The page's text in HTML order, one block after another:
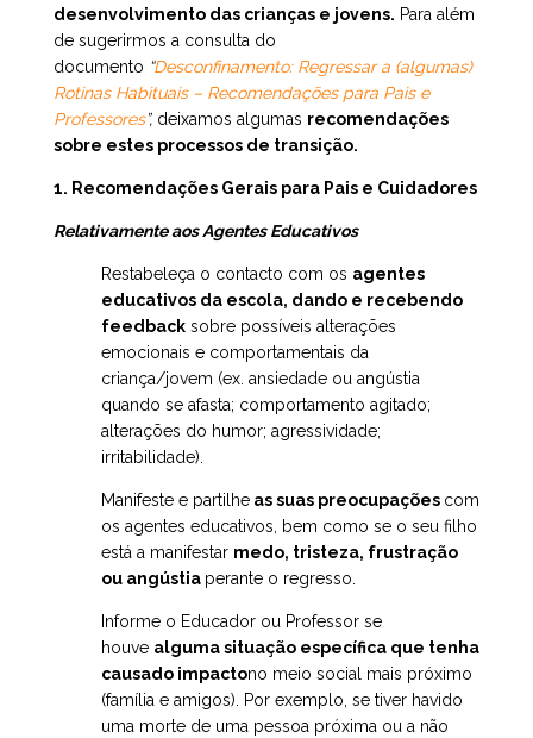
desenvolvimento das crianças e jovens. Para além
de sugerirmos a consulta do
documento “Desconfinamento: Regressar a (algumas)
Rotinas Habituais – Recomendações para Pais e
Professores”, deixamos algumas recomendações
sobre estes processos de transição.
1. Recomendações Gerais para Pais e Cuidadores
Relativamente aos Agentes Educativos
Restabeleça o contacto com os agentes
educativos da escola, dando e recebendo
feedback sobre possíveis alterações
emocionais e comportamentais da
criança/jovem (ex. ansiedade ou angústia
quando se afasta; comportamento agitado;
alterações do humor; agressividade;
irritabilidade).
Manifeste e partilhe as suas preocupações com
os agentes educativos, bem como se o seu filho
está a manifestar medo, tristeza, frustração
ou angústia perante o regresso.
Informe o Educador ou Professor se
houve alguma situação específica que tenha
causado impactono meio social mais próximo
(família e amigos). Por exemplo, se tiver havido
uma morte de uma pessoa próxima ou a não